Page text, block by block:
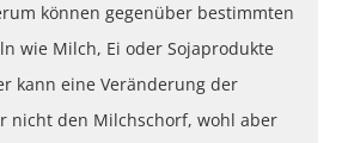
können gegenüber bestimmten
wie Milch, Ei oder Sojaprodukte
kann eine Veränderung der
nicht den Milchschorf, wohl aber